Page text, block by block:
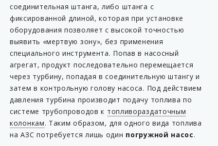
соединительная штанга, либо штанга с
фиксированной длиной, которая при установке
оборудования позволяет с высокой точностью
выявить «мертвую зону», без применения
специального инструмента. Попав в насосный
агрегат, продукт последовательно перемещается
через турбину, попадая в соединительную штангу и
затем в контрольную голову насоса. Под действием
давления турбина производит подачу топлива по
системе трубопроводов к топливораздаточным
колонкам. Таким образом, для одного вида топлива
на АЗС потребуется лишь один погружной насос.